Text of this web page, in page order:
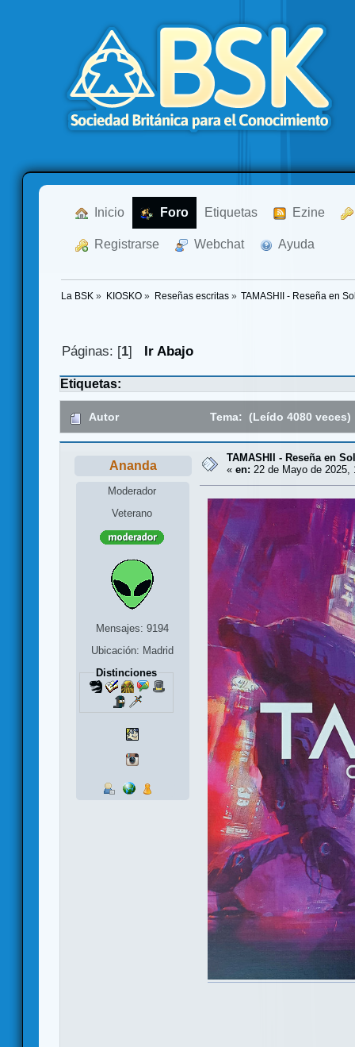
Inicio Foro Etiquetas Ezine
Registrarse Webchat Ayuda
La BSK » KIOSKO» Reseñas escritas» TAMASHII - Reseña en
Páginas: [1] Ir Abajo
Etiquetas:
Autor Tema: (Leído 4080 veces)
Ananda
Moderador
Veterano
Mensajes: 9194
Ubicación: Madrid
Distinciones
TAMASHII - Reseña en
« en: 22 de Mayo de 2025,